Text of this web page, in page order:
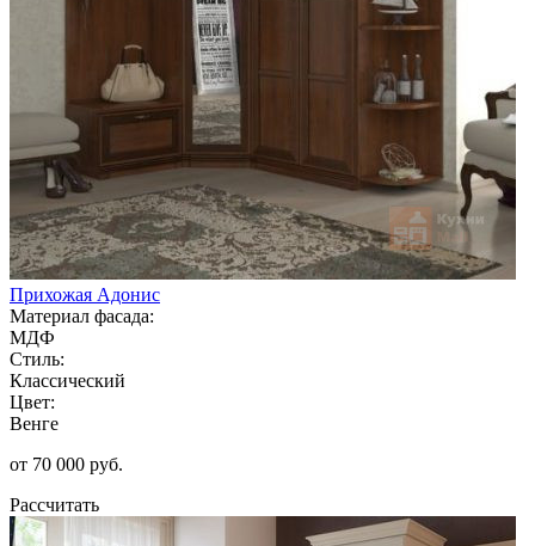
Прихожая Адонис
Материал фасада:
МДФ
Стиль:
Классический
Цвет:
Венге
от 70 000 руб.
Рассчитать